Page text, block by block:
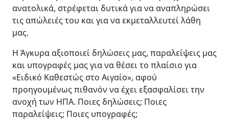
ανατολικά, στρέφεται δυτικά για να αναπληρώσει
τις απώλειές του και για να εκμεταλλευτεί λάθη
μας.
Η Άγκυρα αξιοποιεί δηλώσεις μας, παραλείψεις μας
και υπογραφές μας για να θέσει το πλαίσιο για
«Ειδικό Καθεστώς στο Αιγαίο», αφού
προηγουμένως πιθανόν να έχει εξασφαλίσει την
ανοχή των ΗΠΑ. Ποιες δηλώσεις; Ποιες
παραλείψεις; Ποιες υπογραφές;